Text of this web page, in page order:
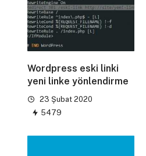
Wordpress eski linki
yeni linke yönlendirme
23 Şubat 2020
5479